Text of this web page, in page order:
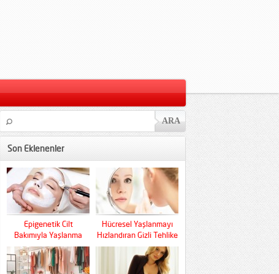
Son Eklenenler
Epigenetik Cilt
Bakımıyla Yaşlanma
Kaderini Baştan Yazın
Hücresel Yaşlanmayı
Hızlandıran Gizli Tehlike